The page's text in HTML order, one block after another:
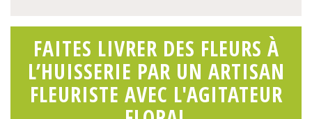
FAITES LIVRER DES FLEURS À
L’HUISSERIE PAR UN ARTISAN
FLEURISTE AVEC L'AGITATEUR